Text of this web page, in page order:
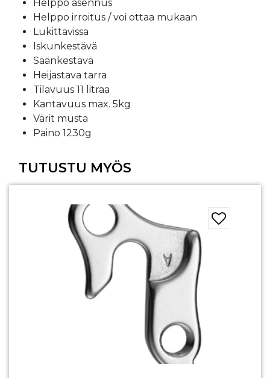
Helppo asennus
Helppo irroitus / voi ottaa mukaan
Lukittavissa
Iskunkestävä
Säänkestävä
Heijastava tarra
Tilavuus 11 litraa
Kantavuus max. 5kg
Värit musta
Paino 1230g
TUTUSTU MYÖS